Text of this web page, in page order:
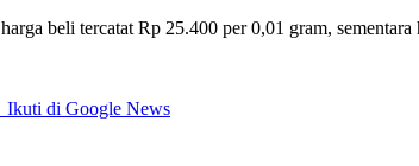
beli tercatat Rp 25.400 per 0,01 gram,
Ikuti di Google News